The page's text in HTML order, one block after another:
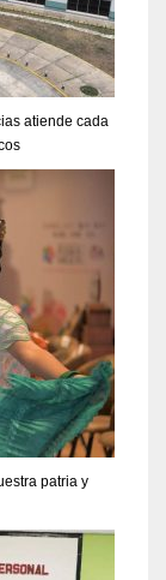
atiende cada
patria y